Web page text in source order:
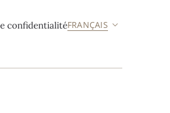
FRANÇAIS
confidentialité